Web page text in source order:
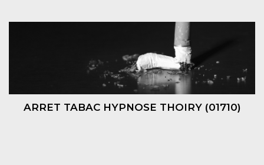
ARRET TABAC HYPNOSE THOIRY (01710)